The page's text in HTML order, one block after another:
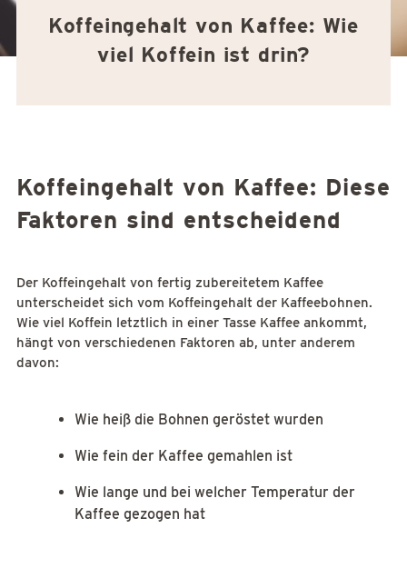
Koffeingehalt von Kaffee: Wie
viel Koffein ist drin?
Koffeingehalt von Kaffee: Diese
Faktoren sind entscheidend
Der Koffeingehalt von fertig zubereitetem Kaffee
unterscheidet sich vom Koffeingehalt der Kaffeebohnen.
Wie viel Koffein letztlich in einer Tasse Kaffee ankommt,
hängt von verschiedenen Faktoren ab, unter anderem
davon:
Wie heiß die Bohnen geröstet wurden
Wie fein der Kaffee gemahlen ist
Wie lange und bei welcher Temperatur der
Kaffee gezogen hat